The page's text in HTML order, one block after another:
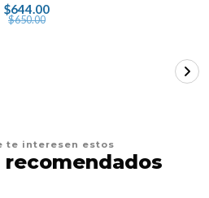
$644.00
$650.00
te interesen estos